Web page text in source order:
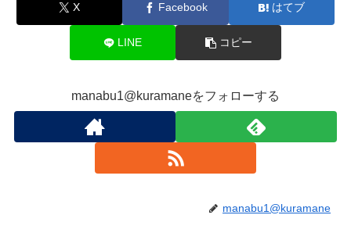
X Facebook はてブ
LINE コピー
manabu1@kuramaneをフォローする
manabu1@kuramane